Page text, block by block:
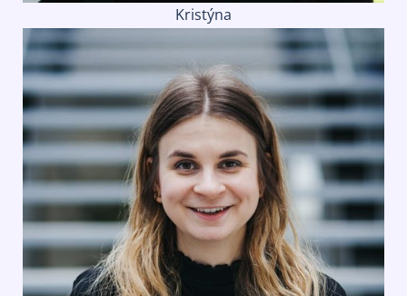
Kristýna